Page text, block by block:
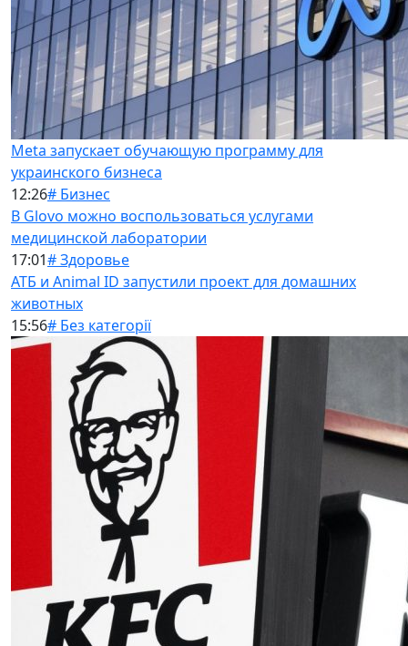
Meta запускает обучающую программу для
украинского бизнеса
12:26# Бизнес
В Glovo можно воспользоваться услугами
медицинской лаборатории
17:01# Здоровье
АТБ и Animal ID запустили проект для домашних
животных
15:56# Без категорії